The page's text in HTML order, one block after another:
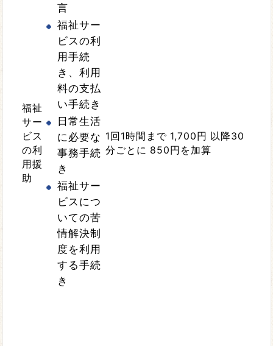
福祉
サー
ビス
の利
用援
助
言
福祉サー
ビスの利
用手続
き、利用
料の支払
い手続き
日常生活
に必要な
事務手続
き
福祉サー
ビスにつ
いての苦
情解決制
度を利用
する手続
き
1回1時間まで 1,700円 以降30
分ごとに 850円を加算